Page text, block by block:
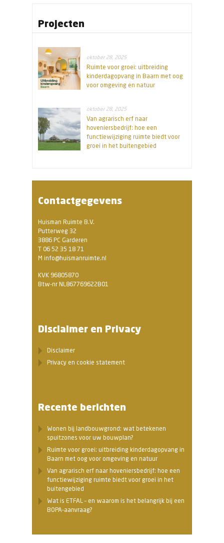
Projecten
oktober 28, 2025
Ruimte voor groei: uitbreiding
kinderdagopvang in Baarn met oog
voor omgeving en natuur
oktober 28, 2025
Van agrarisch erf naar
hoveniersbedrijf: hoe een
functiewijziging ruimte biedt voor
groei in het buitengebied
Contactgegevens
Huisman Ruimte B.V.
Putterweg 32
3886 PC Garderen
T 06 52 35 18 71
M info@huismanruimte.nl
KVK 96805870
Btw-nr NL867769622B01
Disclaimer en Privacy
Disclaimer
Privacy en cookie statement
Recente berichten
Wonen bij landbouwgrond: wat betekenen
spuitzones voor uw bouwplan?
Ruimte voor groei: uitbreiding kinderdagopvang in
Baarn met oog voor omgeving en natuur
Van agrarisch erf naar hoveniersbedrijf: hoe een
functiewijziging ruimte biedt voor groei in het
buitengebied
Wat is ETFAL – en waarom is het belangrijk bij een
BOPA-aanvraag?